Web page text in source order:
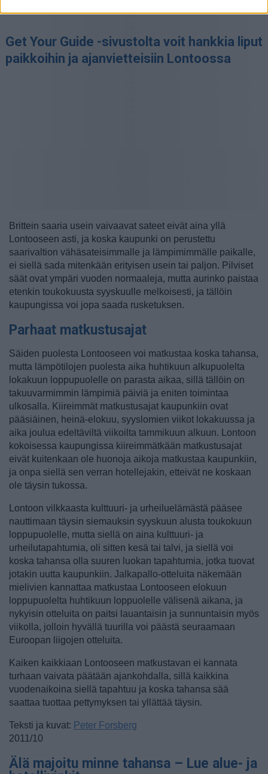
Get Your Guide -sivustolta voit hankkia liput
paikkoihin ja ajanvietteisiin Lontoossa
Brittein saaria usein vaivaavat sateet eivät aina yllä
Lontooseen asti, ja koska kaupunki on perustettu
saarivaltion vähäsateisimmalle ja lämpimimmälle paikalle,
ei siellä sada mitenkään erityisen usein tai paljon. Pilviset
säät ovat ympäri vuoden normaaleja, mutta aurinko paistaa
etenkin toukokuusta syyskuulle melkoisesti, ja tällöin
kaupungissa voi jopa saada rusketuksen.
Parhaat matkustusajat
Säiden puolesta Lontooseen voi matkustaa koska tahansa,
mutta lämpötilojen puolesta aika huhtikuun alkupuolelta
lokakuun loppupuolelle on parasta aikaa, sillä tällöin on
takuuvarmimmin lämpimiä päiviä ja eniten toimintaa
ulkosalla. Kiireimmät matkustusajat kaupunkiin ovat
pääsiäinen, heinä-elokuu, syyslomien viikot lokakuussa ja
aika joulua edeltäviltä viikoilta tammikuun alkuun. Lontoon
kokoisessa kaupungissa kiireimmätkään matkustusajat
eivät kuitenkaan ole huonoja aikoja matkustaa kaupunkiin,
ja onpa siellä sen verran hotellejakin, etteivät ne koskaan
ole täysin tukossa.
Lontoon vilkkaasta kulttuuri- ja urheiluelämästä pääsee
nauttimaan täysin siemauksin syyskuun alusta toukokuun
loppupuolelle, mutta siellä on aina kulttuuri- ja
urheilutapahtumia, oli sitten kesä tai talvi, ja siellä voi
koska tahansa olla suuren luokan tapahtumia, jotka tuovat
jotakin uutta kaupunkiin. Jalkapallo-otteluita näkemään
mielivien kannattaa matkustaa Lontooseen elokuun
loppupuolelta huhtikuun loppuolelle välisenä aikana, ja
nykyisin otteluita on paitsi lauantaisin ja sunnuntaisin myös
viikolla, jolloin hyvällä tuurilla voi päästä seuraamaan
Euroopan liigojen otteluita.
Kaiken kaikkiaan Lontooseen matkustavan ei kannata
turhaan vaivata päätään ajankohdalla, sillä kaikkina
vuodenaikoina siellä tapahtuu ja koska tahansa sää
saattaa tuottaa pettymyksen tai yllättää täysin.
Teksti ja kuvat: Peter Forsberg
2011/10
Älä majoitu minne tahansa – Lue alue- ja